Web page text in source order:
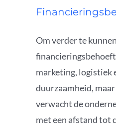
Om verder te
marketing, logistiek
duurzaamheid,
verwacht de
met een afstand tot